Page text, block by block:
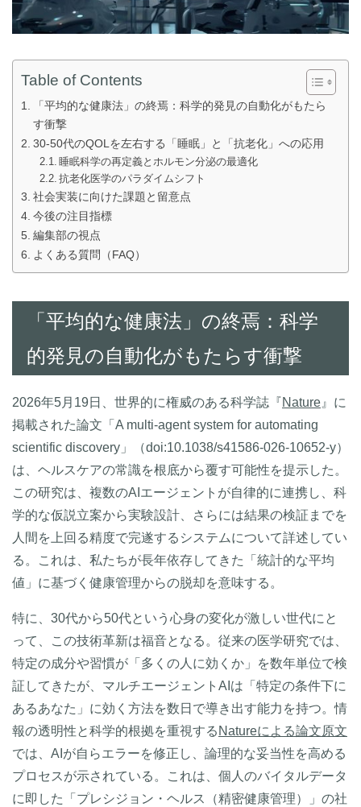
Table of Contents
「平均的な健康法」の終焉：科学的発見の自動化がもたら
す衝撃
30-50代のQOLを左右する「睡眠」と「抗老化」への応用
睡眠科学の再定義とホルモン分泌の最適化
抗老化医学のパラダイムシフト
社会実装に向けた課題と留意点
今後の注目指標
編集部の視点
よくある質問（FAQ）
「平均的な健康法」の終焉：科学
的発見の自動化がもたらす衝撃
2026年5月19日、世界的に権威のある科学誌『Nature 』に
掲載された論文「A multi-agent system for automating
scientific discovery」（doi:10.1038/s41586-026-10652-y）
は、ヘルスケアの常識を根底から覆す可能性を提示した。
この研究は、複数のAIエージェントが自律的に連携し、科
学的な仮説立案から実験設計、さらには結果の検証までを
人間を上回る精度で完遂するシステムについて詳述してい
る。これは、私たちが長年依存してきた「統計的な平均
値」に基づく健康管理からの脱却を意味する。
特に、30代から50代という心身の変化が激しい世代にと
って、この技術革新は福音となる。従来の医学研究では、
特定の成分や習慣が「多くの人に効くか」を数年単位で検
証してきたが、マルチエージェントAIは「特定の条件下に
あるあなた」に効く方法を数日で導き出す能力を持つ。情
報の透明性と科学的根拠を重視する Natureによる論文原文
では、AIが自らエラーを修正し、論理的な妥当性を高める
プロセスが示されている。これは、個人のバイタルデータ
に即した「プレシジョン・ヘルス（精密健康管理）」の社